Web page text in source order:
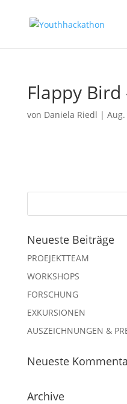
Flappy Bird
von Daniela Riedl | Aug.
Neueste Beiträge
PROEJEKTTEAM
WORKSHOPS
FORSCHUNG
EXKURSIONEN
AUSZEICHNUNGEN &
Neueste
Archive